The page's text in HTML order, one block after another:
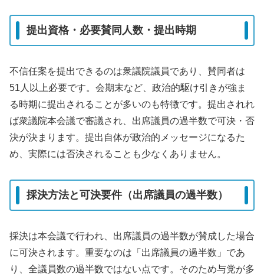
提出資格・必要賛同人数・提出時期
不信任案を提出できるのは衆議院議員であり、賛同者は
51人以上必要です。会期末など、政治的駆け引きが強ま
る時期に提出されることが多いのも特徴です。提出されれ
ば衆議院本会議で審議され、出席議員の過半数で可決・否
決が決まります。提出自体が政治的メッセージになるた
め、実際には否決されることも少なくありません。
採決方法と可決要件（出席議員の過半数）
採決は本会議で行われ、出席議員の過半数が賛成した場合
に可決されます。重要なのは「出席議員の過半数」であ
り、全議員数の過半数ではない点です。そのため与党が多